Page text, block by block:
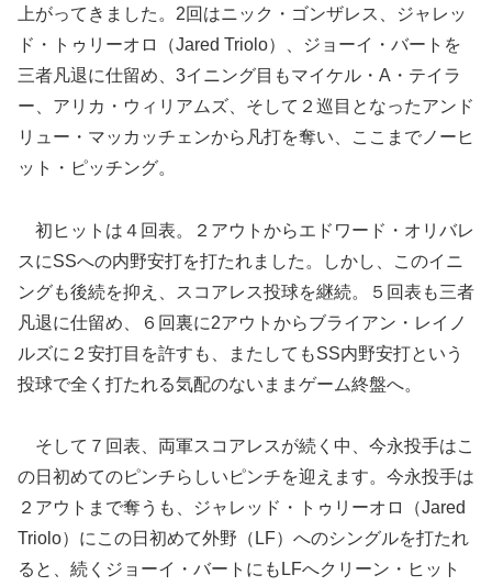
上がってきました。2回はニック・ゴンザレス、ジャレッ
ド・トゥリーオロ（Jared Triolo）、ジョーイ・バートを
三者凡退に仕留め、3イニング目もマイケル・A・テイラ
ー、アリカ・ウィリアムズ、そして２巡目となったアンド
リュー・マッカッチェンから凡打を奪い、ここまでノーヒ
ット・ピッチング。
初ヒットは４回表。２アウトからエドワード・オリバレ
スにSSへの内野安打を打たれました。しかし、このイニ
ングも後続を抑え、スコアレス投球を継続。５回表も三者
凡退に仕留め、６回裏に2アウトからブライアン・レイノ
ルズに２安打目を許すも、またしてもSS内野安打という
投球で全く打たれる気配のないままゲーム終盤へ。
そして７回表、両軍スコアレスが続く中、今永投手はこ
の日初めてのピンチらしいピンチを迎えます。今永投手は
２アウトまで奪うも、ジャレッド・トゥリーオロ（Jared
Triolo）にこの日初めて外野（LF）へのシングルを打たれ
ると、続くジョーイ・バートにもLFへクリーン・ヒット